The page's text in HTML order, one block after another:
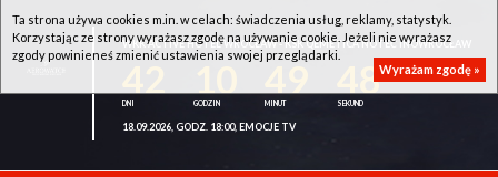
WKK ACTIVE HOTEL WROCŁAW - KSK QEMETICA NOTEĆ INOWROCŁAW
48
18.09.2026, GODZ. 18:00, EMOCJE TV
Ta strona używa cookies m.in. w celach: świadczenia usług, reklamy, statystyk.
Korzystając ze strony wyrażasz zgodę na używanie cookie. Jeżeli nie wyrażasz
zgody powinieneś zmienić ustawienia swojej przeglądarki.
Wyrażam zgodę »